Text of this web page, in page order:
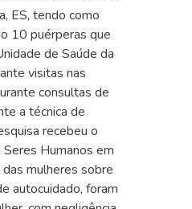
ES, tendo como
10 puérperas que
de Saúde da
visitas nas
consultas de
a técnica de
recebeu o
Humanos em
mulheres sobre
autocuidado, foram